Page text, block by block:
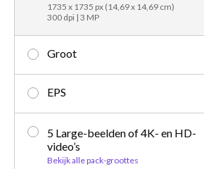
1735 x 1735 px (14,69 x 14,69 cm)
300 dpi | 3 MP
Groot
EPS
5 Large-beelden of 4K- en HD-
video’s
Bekijk alle pack-groottes